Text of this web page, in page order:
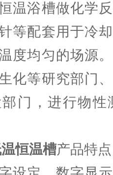
温浴槽做化学
等配套用于冷
度均匀的场源
化等研究部门
门，进行物
恒温槽产品特